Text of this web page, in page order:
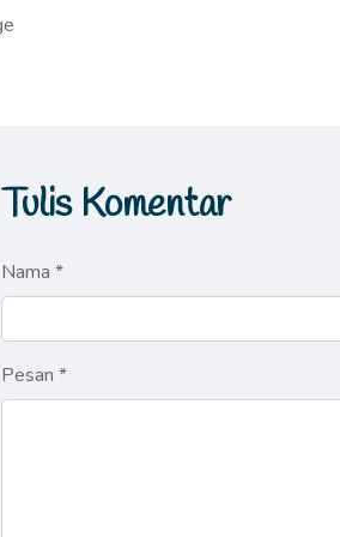
Tulis Komentar
Nama *
Pesan *